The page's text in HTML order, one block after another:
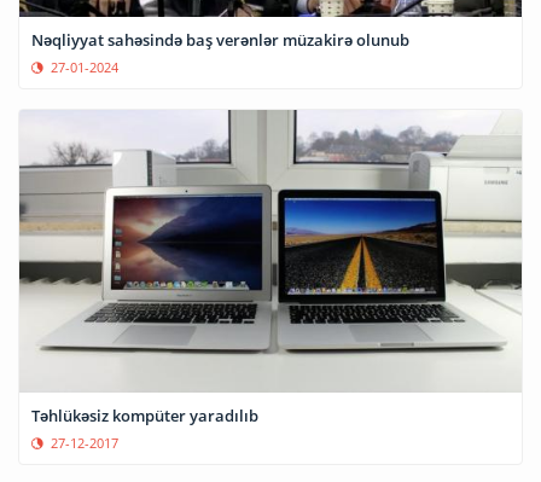
Nəqliyyat sahəsində baş verənlər müzakirə olunub
27-01-2024
Təhlükəsiz kompüter yaradılıb
27-12-2017